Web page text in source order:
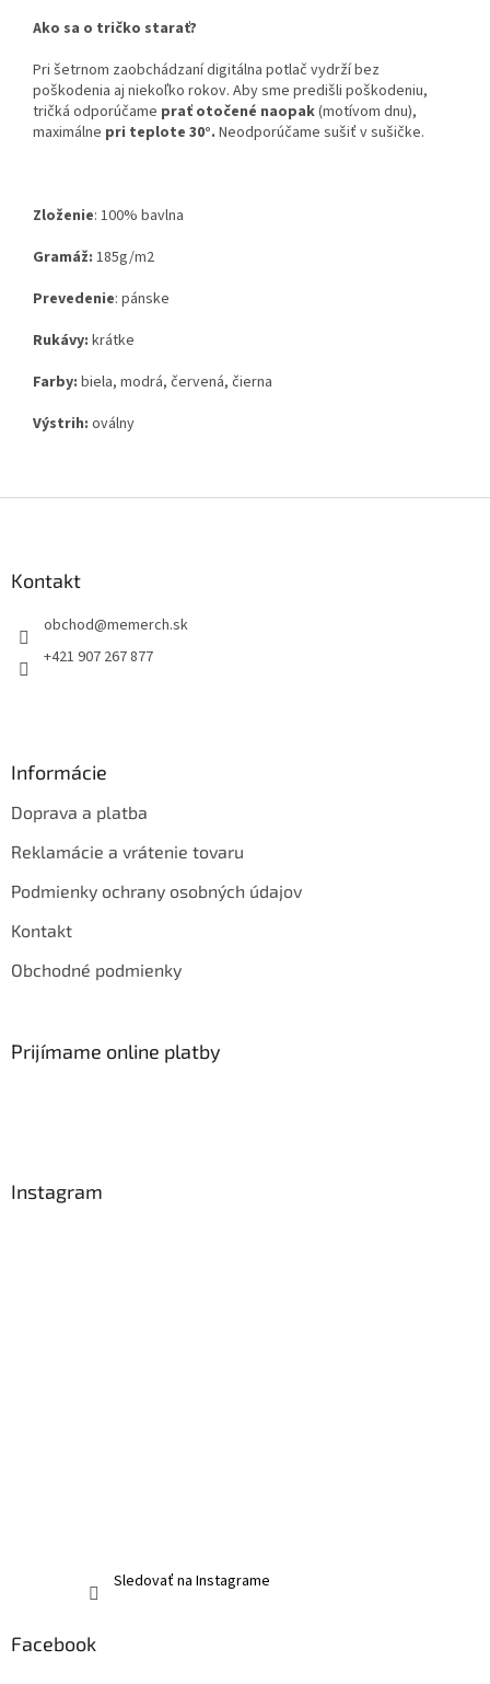
Ako sa o tričko starať?
Pri šetrnom zaobchádzaní digitálna potlač vydrží bez
poškodenia aj niekoľko rokov. Aby sme predišli poškodeniu,
tričká odporúčame prať otočené naopak(motívom dnu),
maximálne pri teplote 30°. Neodporúčame sušiť v sušičke.
Zloženie: 100% bavlna
Gramáž: 185g/m2
Prevedenie: pánske
Rukávy: krátke
Farby: biela, modrá, červená, čierna
Výstrih: oválny
Kontakt
obchod@memerch.sk
+421 907 267 877
Informácie
Doprava a platba
Reklamácie a vrátenie tovaru
Podmienky ochrany osobných údajov
Kontakt
Obchodné podmienky
Prijímame online platby
Instagram
Sledovať na Instagrame
Facebook